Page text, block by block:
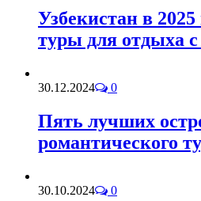
Узбекистан в
туры для отдыха
30.12.2024 0
Пять лучших
романтического
30.10.2024 0